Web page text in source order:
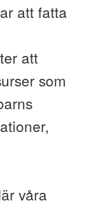
att fatta
att
som
våra